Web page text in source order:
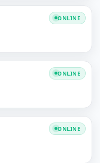
ONLINE
ONLINE
ONLINE